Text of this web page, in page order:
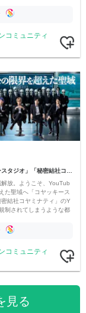
コミュニティ
放。ようこそ、YouTub
た聖域へ「コヤッキース
結社コヤミナティ」のY
制されてしまうような都
コミュニティ
見る